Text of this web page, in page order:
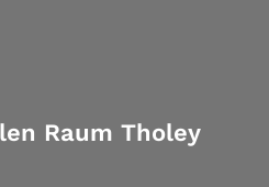
Raum Tholey